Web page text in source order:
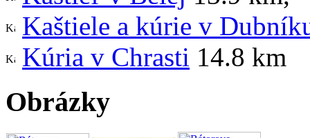
Kaštiele a kúrie v
Kúria v Chrasti 14.8 km
Obrázky